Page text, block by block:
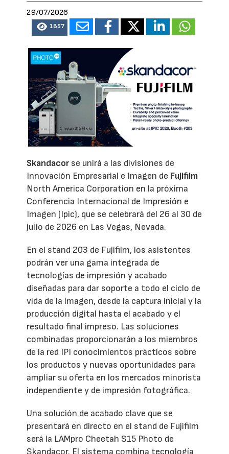
29/07/2026
1857
Skandacorse unirá a las divisiones de
Innovación Empresarial e Imagen de Fujifilm
North America Corporation en la próxima
Conferencia Internacional de Impresión e
Imagen (Ipic), que se celebrará del 26 al 30 de
julio de 2026 en Las Vegas, Nevada.
En el stand 203 de Fujifilm, los asistentes
podrán ver una gama integrada de
tecnologías de impresión y acabado
diseñadas para dar soporte a todo el ciclo de
vida de la imagen, desde la captura inicial y la
producción digital hasta el acabado y el
resultado final impreso. Las soluciones
combinadas proporcionarán a los miembros
de la red IPI conocimientos prácticos sobre
los productos y nuevas oportunidades para
ampliar su oferta en los mercados minorista
independiente y de impresión fotográfica.
Una solución de acabado clave que se
presentará en directo en el stand de Fujifilm
será la LAMpro Cheetah S15 Photo de